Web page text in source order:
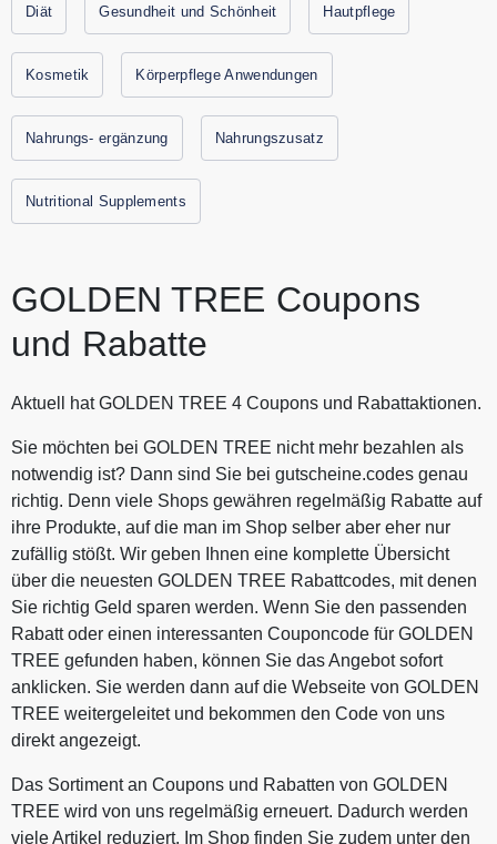
TREE Premium Diätprodukte, Kosmetik und
Nahrungsergänzungsmittel zum besten Preis. Alle aktuellen
Gutscheine und Rabattaktionen von GOLDEN TREE finden
Sie immer hier auf Gutscheine.codes.
Diät Gesundheit und Schönheit Hautpflege
Kosmetik Körperpflege Anwendungen
Nahrungs- ergänzung Nahrungszusatz
Nutritional Supplements
GOLDEN TREE Coupons
und Rabatte
Aktuell hat GOLDEN TREE 4 Coupons und Rabattaktionen.
Sie möchten bei GOLDEN TREE nicht mehr bezahlen als
notwendig ist? Dann sind Sie bei gutscheine.codes genau
richtig. Denn viele Shops gewähren regelmäßig Rabatte auf
ihre Produkte, auf die man im Shop selber aber eher nur
zufällig stößt. Wir geben Ihnen eine komplette Übersicht
über die neuesten GOLDEN TREE Rabattcodes, mit denen
Sie richtig Geld sparen werden. Wenn Sie den passenden
Rabatt oder einen interessanten Couponcode für GOLDEN
TREE gefunden haben, können Sie das Angebot sofort
anklicken. Sie werden dann auf die Webseite von GOLDEN
TREE weitergeleitet und bekommen den Code von uns
direkt angezeigt.
Das Sortiment an Coupons und Rabatten von GOLDEN
TREE wird von uns regelmäßig erneuert. Dadurch werden
viele Artikel reduziert. Im Shop finden Sie zudem unter den